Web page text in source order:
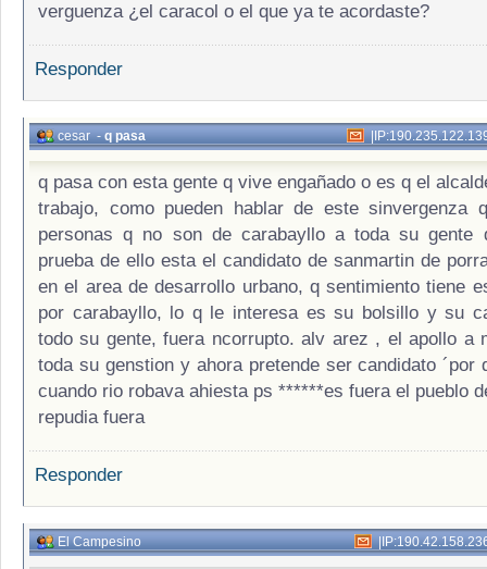
verguenza ¿el caracol o el que ya te acordaste?
Responder
cesar-q pasa |
q pasa con esta gente q vive engañado o es q el
trabajo, como pueden hablar de este sinvergenza
personas q no son de carabayllo a toda su gente
prueba de ello esta el candidato de sanmartin de
en el area de desarrollo urbano, q sentimiento tiene
por carabayllo, lo q le interesa es su bolsillo y su
todo su gente, fuera ncorrupto. alv arez , el apollo a
toda su genstion y ahora pretende ser candidato ´por
cuando rio robava ahiesta ps ******es fuera el pueblo
repudia fuera
Responder
El Campesino |